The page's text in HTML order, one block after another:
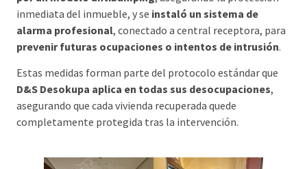
inmediata del inmueble, y se instaló un sistema de
alarma profesional, conectado a central receptora, para
prevenir futuras ocupaciones o intentos de intrusión.
Estas medidas forman parte del protocolo estándar que
D&S Desokupa aplica en todas sus desocupaciones,
asegurando que cada vivienda recuperada quede
completamente protegida tras la intervención.